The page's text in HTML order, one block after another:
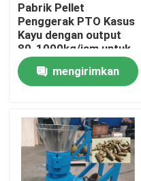
Rumah
Tampilan VR
Pabrik Pellet
Penggerak PTO Kasus
Kayu dengan output
80-1000kg/jam untuk
produksi Pellet Kayu
mengirimkan